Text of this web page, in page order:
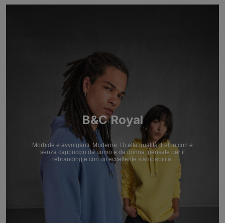
B&C Royal
Morbide e avvolgenti. Moderne. Di alta qualità. Felpe con e
senza cappuccio da uomo e da donna, pensate per il
rebranding e con un'eccellente stampabilità.